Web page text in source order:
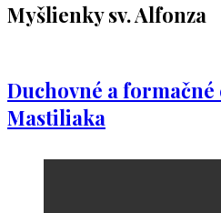
Myšlienky sv. Alfonza
Duchovné a
Mastiliaka